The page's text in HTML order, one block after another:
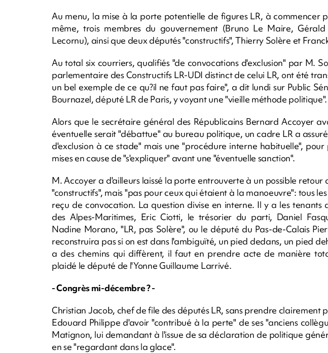
Au menu, la mise à la porte potentielle de figures LR, à commencer
même, trois membres du gouvernement (Bruno Le Maire,
Lecornu), ainsi que deux députés "constructifs", Thierry Solère et
Au total six courriers, qualifiés "de convocations d'exclusion" par M.
parlementaire des Constructifs LR-UDI distinct de celui LR, ont été
un bel exemple de ce qu?il ne faut pas faire", a dit lundi sur Public
Bournazel, député LR de Paris, y voyant une "vieille méthode politique".
Alors que le secrétaire général des Républicains Bernard Accoyer
éventuelle serait "débattue" au bureau politique, un cadre LR a
d'exclusion à ce stade" mais une "procédure interne habituelle",
mises en cause de "s'expliquer" avant une "éventuelle sanction".
M. Accoyer a d'ailleurs laissé la porte entrouverte à un possible retour
"constructifs", mais "pas pour ceux qui étaient à la manoeuvre": tous
reçu de convocation. La question divise en interne. Il y a les tenants
des Alpes-Maritimes, Eric Ciotti, le trésorier du parti, Daniel
Nadine Morano, "LR, pas Solère", ou le député du Pas-de-Calais
reconstruira pas si on est dans l'ambiguïté, un pied dedans, un pied
a des chemins qui diffèrent, il faut en prendre acte de manière
plaidé le député de l'Yonne Guillaume Larrivé.
- Congrès mi-décembre ? -
Christian Jacob, chef de file des députés LR, sans prendre clairement
Edouard Philippe d'avoir "contribué à la perte" de ses "anciens
Matignon, lui demandant à l'issue de sa déclaration de politique
en se "regardant dans la glace".